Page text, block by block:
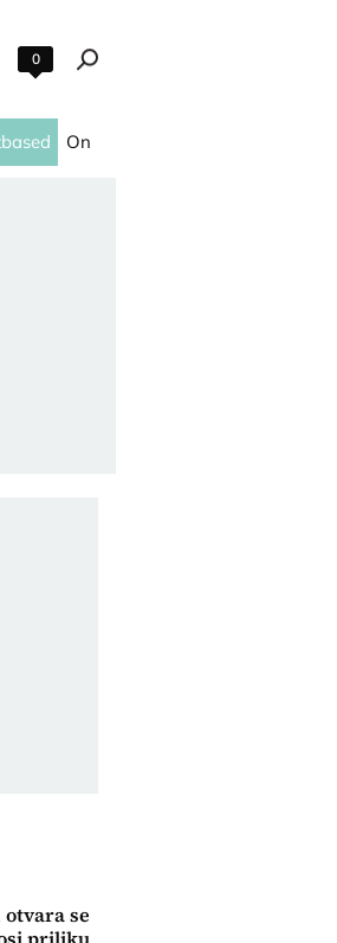
0
On
otvara se